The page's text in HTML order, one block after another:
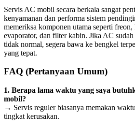
Servis AC mobil secara berkala sangat
kenyamanan dan performa sistem
memeriksa komponen utama seperti
evaporator, dan filter kabin. Jika AC
tidak normal, segera bawa ke bengkel
yang tepat.
FAQ (Pertanyaan Umum)
1. Berapa lama waktu yang saya
mobil?
→ Servis reguler biasanya memakan
tingkat kerusakan.